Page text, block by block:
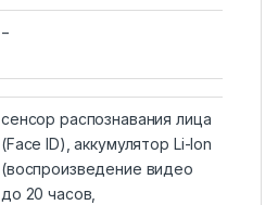
−
сенсор распознавания лица
(Face ID), аккумулятор Li-Ion
(воспроизведение видео
до 20 часов,